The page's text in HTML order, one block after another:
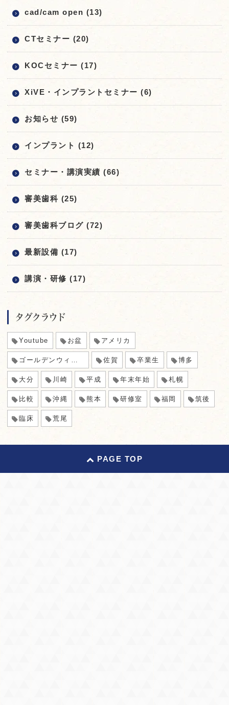
cad/cam open (13)
CTセミナー (20)
KOCセミナー (17)
XiVE・インプラントセミナー (6)
お知らせ (59)
インプラント (12)
セミナー・講演実績 (66)
審美歯科 (25)
審美歯科ブログ (72)
最新設備 (17)
講演・研修 (17)
タグクラウド
Youtube お盆 アメリカ
ゴールデンウィーク 佐賀 卒業生 博多
大分 川崎 平成 年末年始 札幌
比較 沖縄 熊本 研修室 福岡 筑後
臨床 荒尾
PAGE TOP